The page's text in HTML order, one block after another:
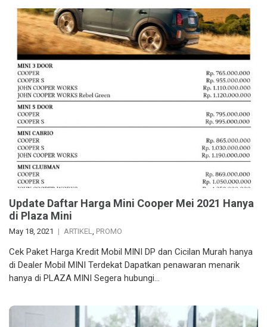
Update Daftar Harga Mini Cooper Mei 2021 Hanya
di Plaza Mini
May 18, 2021 ARTIKEL, PROMO
Cek Paket Harga Kredit Mobil MINI DP dan Cicilan Murah hanya
di Dealer Mobil MINI Terdekat Dapatkan penawaran menarik
hanya di PLAZA MINI Segera hubungi…